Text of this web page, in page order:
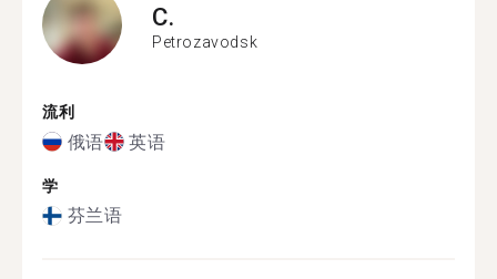
C.
Petrozavodsk
流利
俄语 英语
学
芬兰语